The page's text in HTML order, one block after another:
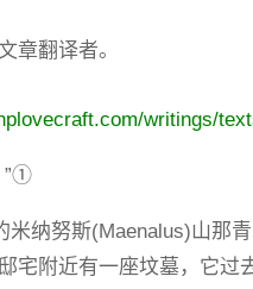
章翻译者。
writings/
”①
米纳努斯(Maenalus)山那
宅附近有一座坟墓，它过